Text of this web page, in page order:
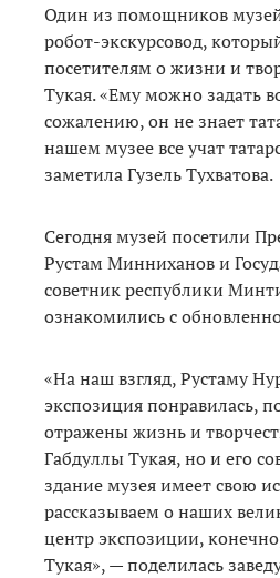
Один из помощников
робот-экскурсовод,
посетителям о жизни и
Тукая. «Ему можно задать
сожалению, он не знает
нашем музее все учат
заметила Гузель Тухватова.
Сегодня музей посетили
Рустам Минниханов и
советник республики
ознакомились с
«На наш взгляд, Рустаму
экспозиция понравилась,
отражены жизнь и
Габдуллы Тукая, но и его
здание музея имеет свою
рассказываем о наших
центр экспозиции,
Тукая», — поделилась